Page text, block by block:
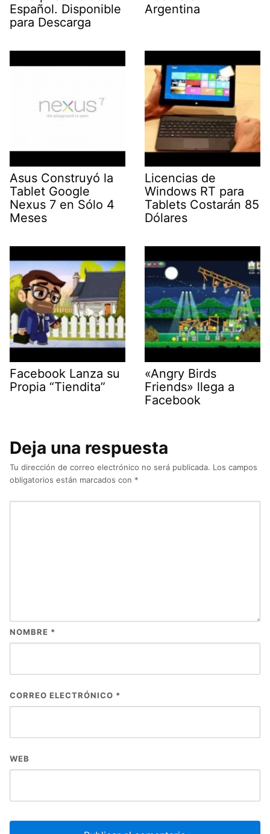
Español. Disponible
para Descarga
Argentina
Asus Construyó la
Tablet Google
Nexus 7 en Sólo 4
Meses
Licencias de
Windows RT para
Tablets Costarán 85
Dólares
Facebook Lanza su
Propia “Tiendita”
«Angry Birds
Friends» llega a
Facebook
Deja una respuesta
Tu dirección de correo electrónico no será publicada. Los campos
obligatorios están marcados con *
NOMBRE *
CORREO ELECTRÓNICO *
WEB